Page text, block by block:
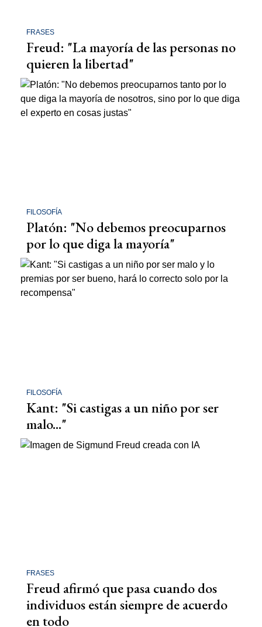
FRASES
Freud: "La mayoría de las personas no
quieren la libertad"
FILOSOFÍA
Platón: "No debemos preocuparnos
por lo que diga la mayoría"
FILOSOFÍA
Kant: "Si castigas a un niño por ser
malo..."
FRASES
Freud afirmó que pasa cuando dos
individuos están siempre de acuerdo
en todo